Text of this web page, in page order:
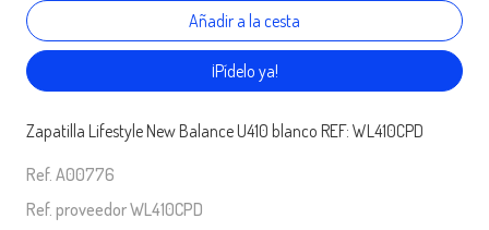
¡Pídelo ya!
Zapatilla Lifestyle New Balance U410 blanco REF: WL410CPD
Ref. A00776
Ref. proveedor WL410CPD